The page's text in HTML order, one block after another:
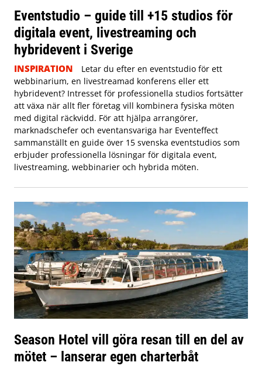
Eventstudio – guide till +15 studios för
digitala event, livestreaming och
hybridevent i Sverige
INSPIRATION
Letar du efter en eventstudio för ett
webbinarium, en livestreamad konferens eller ett
hybridevent? Intresset för professionella studios fortsätter
att växa när allt fler företag vill kombinera fysiska möten
med digital räckvidd. För att hjälpa arrangörer,
marknadschefer och eventansvariga har Eventeffect
sammanställt en guide över 15 svenska eventstudios som
erbjuder professionella lösningar för digitala event,
livestreaming, webbinarier och hybrida möten.
Season Hotel vill göra resan till en del av
mötet – lanserar egen charterbåt